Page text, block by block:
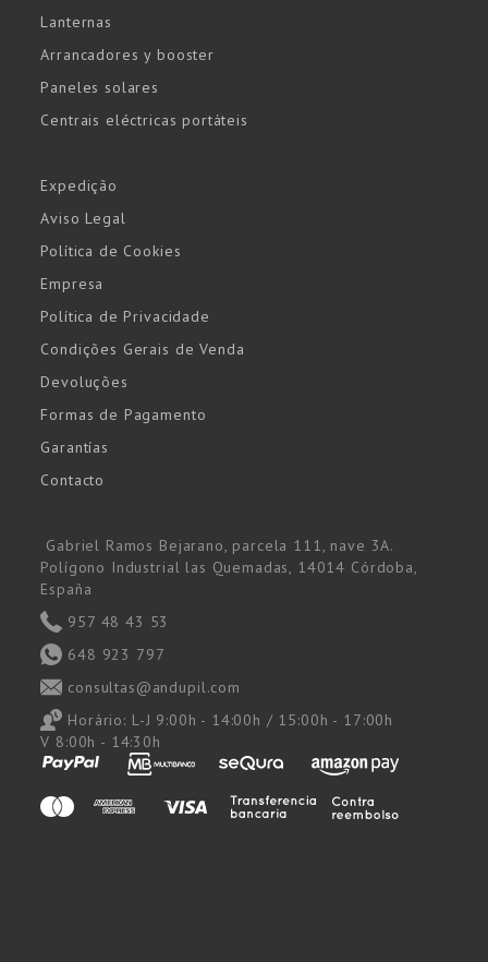
Lanternas
Arrancadores y booster
Paneles solares
Centrais eléctricas portáteis
Expedição
Aviso Legal
Política de Cookies
Empresa
Política de Privacidade
Condições Gerais de Venda
Devoluções
Formas de Pagamento
Garantías
Contacto
Gabriel Ramos Bejarano, parcela 111, nave 3A.
Polígono Industrial las Quemadas, 14014 Córdoba,
España
957 48 43 53
648 923 797
consultas@andupil.com
Horário: L-J 9:00h - 14:00h / 15:00h - 17:00h
V 8:00h - 14:30h